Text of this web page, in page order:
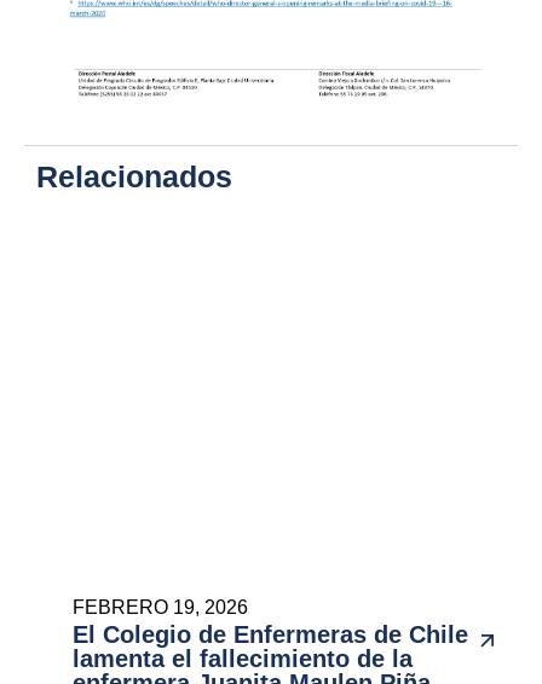
Relacionados
FEBRERO 19, 2026
El Colegio de Enfermeras de Chile
lamenta el fallecimiento de la